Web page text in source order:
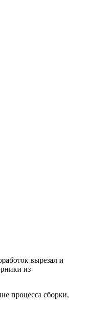
вырезал и
из
процесса сборки,